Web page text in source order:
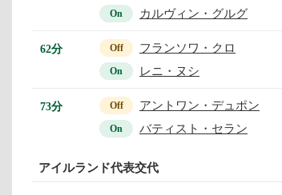
On カルヴィン・グルグ
62分 Off フランソワ・クロ
On レニ・ヌシ
73分 Off アントワン・デュポン
On バティスト・セラン
アイルランド代表交代